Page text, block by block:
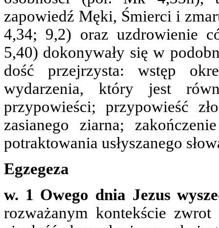
zapowiedź Męki, Śmierci i
4,34; 9,2) oraz uzdrowienie
5,40) dokonywały się w
dość przejrzysta: wstęp
wydarzenia, który jest
przypowieści; przypowieść
zasianego ziarna;
potraktowania usłyszanego
Egzegeza
w. 1 Owego dnia Jezus
rozważanym kontekście